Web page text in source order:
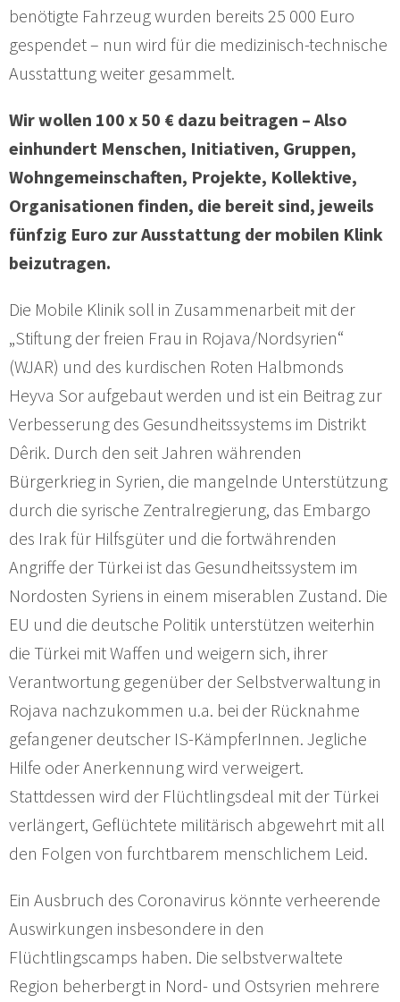
benötigte Fahrzeug wurden bereits 25 000 Euro
gespendet – nun wird für die medizinisch-technische
Ausstattung weiter gesammelt.
Wir wollen 100 x 50 € dazu beitragen – Also
einhundert Menschen, Initiativen, Gruppen,
Wohngemeinschaften, Projekte, Kollektive,
Organisationen finden, die bereit sind, jeweils
fünfzig Euro zur Ausstattung der mobilen Klink
beizutragen.
Die Mobile Klinik soll in Zusammenarbeit mit der
„Stiftung der freien Frau in Rojava/Nordsyrien“
(WJAR) und des kurdischen Roten Halbmonds
Heyva Sor aufgebaut werden und ist ein Beitrag zur
Verbesserung des Gesundheitssystems im Distrikt
Dêrik. Durch den seit Jahren währenden
Bürgerkrieg in Syrien, die mangelnde Unterstützung
durch die syrische Zentralregierung, das Embargo
des Irak für Hilfsgüter und die fortwährenden
Angriffe der Türkei ist das Gesundheitssystem im
Nordosten Syriens in einem miserablen Zustand. Die
EU und die deutsche Politik unterstützen weiterhin
die Türkei mit Waffen und weigern sich, ihrer
Verantwortung gegenüber der Selbstverwaltung in
Rojava nachzukommen u.a. bei der Rücknahme
gefangener deutscher IS-KämpferInnen. Jegliche
Hilfe oder Anerkennung wird verweigert.
Stattdessen wird der Flüchtlingsdeal mit der Türkei
verlängert, Geflüchtete militärisch abgewehrt mit all
den Folgen von furchtbarem menschlichem Leid.
Ein Ausbruch des Coronavirus könnte verheerende
Auswirkungen insbesondere in den
Flüchtlingscamps haben. Die selbstverwaltete
Region beherbergt in Nord- und Ostsyrien mehrere